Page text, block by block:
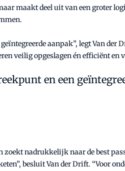
maakt deel uit van een groter
aanpak”, legt Van
veilig opgeslagen én efficiënt en
en een
nadrukkelijk naar de best
besluit Van der Drift. “Voor